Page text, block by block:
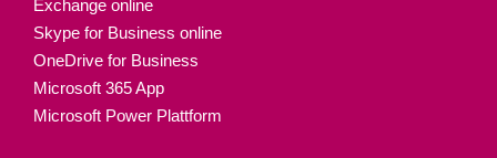
Exchange online
Skype for Business online
OneDrive for Business
Microsoft 365 App
Microsoft Power Plattform